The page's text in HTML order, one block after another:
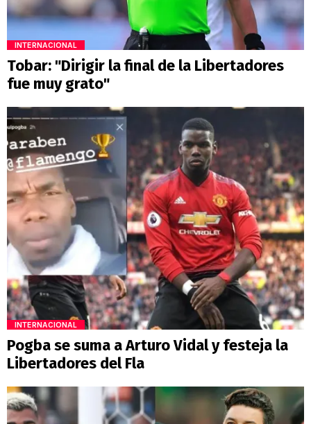
INTERNACIONAL
Tobar: "Dirigir la final de la Libertadores
fue muy grato"
INTERNACIONAL
Pogba se suma a Arturo Vidal y festeja la
Libertadores del Fla